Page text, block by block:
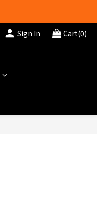
Sign In Cart(0)